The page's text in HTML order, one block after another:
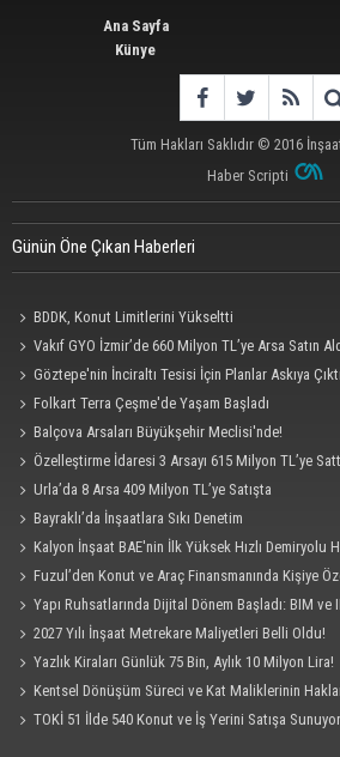
Ana Sayfa
Künye
Tüm Hakları Saklıdır © 2016
Haber Scripti
Günün Öne Çıkan Haberleri
BDDK, Konut Limitlerini Yükseltti
Vakıf GYO İzmir’de 660 Milyon TL’ye Arsa Satın
Göztepe'nin İnciraltı Tesisi İçin Planlar Askıya Çıktı
Folkart Terra Çeşme'de Yaşam Başladı
Balçova Arsaları Büyükşehir Meclisi'nde!
Özelleştirme İdaresi 3 Arsayı 615 Milyon TL’ye
Urla’da 8 Arsa 409 Milyon TL’ye Satışta
Bayraklı’da İnşaatlara Sıkı Denetim
Kalyon İnşaat BAE'nin İlk Yüksek Hızlı Demiryolu
Fuzul’den Konut ve Araç Finansmanında Kişiye
Yapı Ruhsatlarında Dijital Dönem Başladı: BIM
Gazete'de
2027 Yılı İnşaat Metrekare Maliyetleri Belli Oldu!
Yazlık Kiraları Günlük 75 Bin, Aylık 10 Milyon Lira!
Kentsel Dönüşüm Süreci ve Kat Maliklerinin
TOKİ 51 İlde 540 Konut ve İş Yerini Satışa Sunuyor